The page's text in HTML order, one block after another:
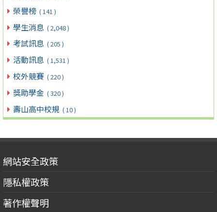
榮譽榜 ( 141 )
學生消息 ( 2,048 )
考試訊息 ( 205 )
活動訊息 ( 1,531 )
校外競賽 ( 220 )
獎助學金 ( 320 )
壽山高中校規 ( 10 )
網站安全政策
隱私權政策
著作權聲明